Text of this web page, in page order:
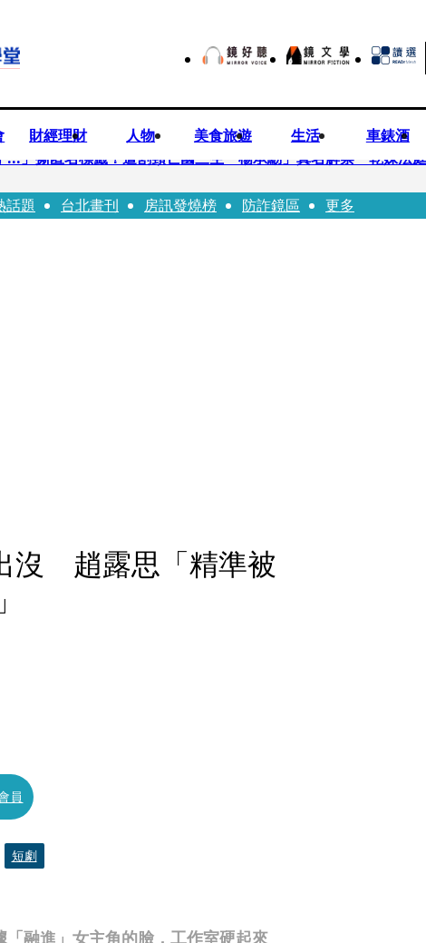
財經理財 人物 美食旅遊 生活 車錶酒
...」撕匿名標籤！遭割頸亡國三生「楊承勳」真名解禁 乾妹法
個專屬化妝師還讚媽媽底子好
話題 台北畫刊 房訊發燒榜 防詐鏡區 更多
沒 趙露思「精準被
融進」女主角的臉，工作室硬起來
員
短劇